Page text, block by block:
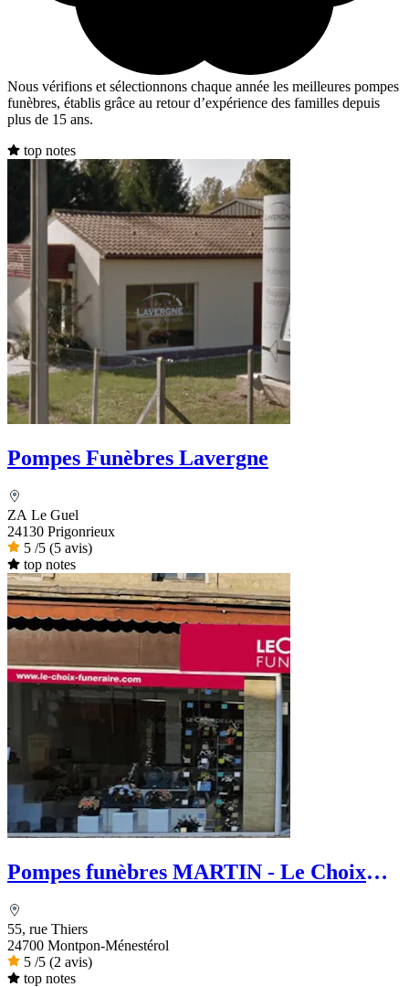
Nous vérifions et sélectionnons chaque année les meilleures pompes
funèbres, établis grâce au retour d’expérience des familles depuis
plus de 15 ans.
top notes
Pompes Funèbres Lavergne
ZA Le Guel
24130 Prigonrieux
5 /5 (5 avis)
top notes
Pompes funèbres MARTIN - Le Choix
55, rue Thiers
24700 Montpon-Ménestérol
5 /5 (2 avis)
top notes